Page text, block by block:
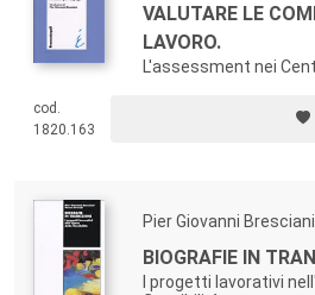
VALUTARE LE
LAVORO.
L'assessment nei
cod.
1820.163
Pier Giovanni
BIOGRAFIE IN
I progetti lavorativi